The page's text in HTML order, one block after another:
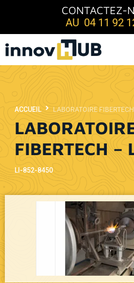
CONTACTEZ-
AU 04 11 92
FIBERTECH –
ACCUEIL LABORATOIRE
LI-852-8450